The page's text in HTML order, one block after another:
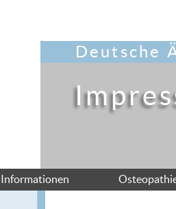
Deutsche
Informationen